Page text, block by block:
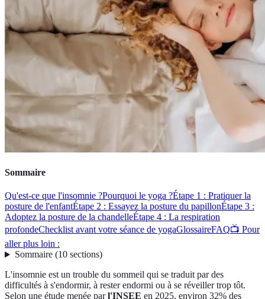
Sommaire
Qu'est-ce que l'insomnie ?Pourquoi le yoga ?Étape 1 : Pratiquer la
posture de l'enfantÉtape 2 : Essayez la posture du papillonÉtape 3 :
Adoptez la posture de la chandelleÉtape 4 : La respiration
profondeChecklist avant votre séance de yogaGlossaireFAQ📺 Pour
aller plus loin :
Sommaire(10 sections)
L'insomnie est un trouble du sommeil qui se traduit par des
difficultés à s'endormir, à rester endormi ou à se réveiller trop tôt.
Selon une étude menée parl'INSEE en 2025, environ 32% des